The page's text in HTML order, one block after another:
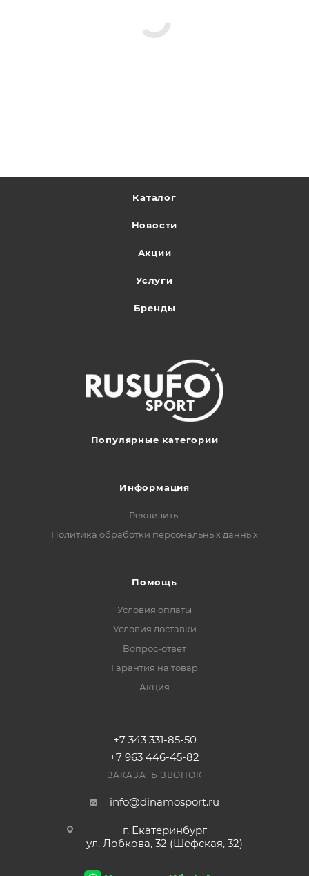
Каталог
Новости
Акции
Услуги
Бренды
Популярные категории
Информация
Реквизиты
Политика обработки персональных данных
Помощь
Условия оплаты
Условия доставки
Вопрос-ответ
Гарантия на товар
Акция
+7 343 331-85-50
+7 963 446-45-82
ЗАКАЗАТЬ ЗВОНОК
info@dinamosport.ru
г. Екатеринбург
ул. Лобкова, 32 (Шефская, 32)